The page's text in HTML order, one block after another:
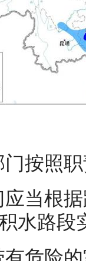
按照
当根
水路段